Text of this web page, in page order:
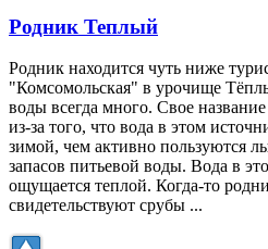
Родник Теплый
Родник находится чуть ниже
"Комсомольская" в урочище
воды всегда много. Свое
из-за того, что вода в этом
зимой, чем активно пользуются
запасов питьевой воды. Вода в
ощущается теплой. Когда-то
свидетельствуют срубы ...